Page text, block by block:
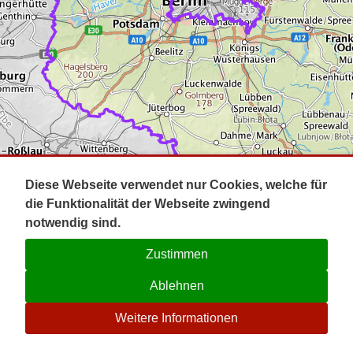
Impressum
Kontakt
☉
Diese Webseite verwendet nur Cookies, welche für
die Funktionalität der Webseite zwingend
notwendig sind.
Zustimmen
Ablehnen
Weitere Informationen